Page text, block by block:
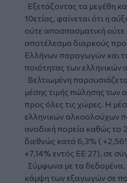
Εξετάζοντας τα μεγέθη
10ετίας, φαίνεται ότι η
ούτε αποσπασματική ούτε
αποτέλεσμα διαρκούς
Ελλήνων παραγωγών και
ποιότητας των
Βελτιωμένη
μέσης τιμής πώλησης
προς όλες τις χώρες. Η
ελληνικών αλκοολούχων
ανοδική πορεία καθώς το
διεθνώς κατά 6,3% (
+7,14% εντός ΕΕ 27), σε
Σύμφωνα με τα δεδομένα,
κάμψη των εξαγωγών σε